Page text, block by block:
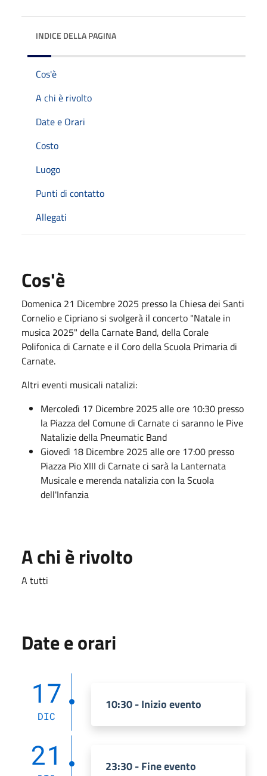
INDICE DELLA PAGINA
Cos'è
A chi è rivolto
Date e Orari
Costo
Luogo
Punti di contatto
Allegati
Cos'è
Domenica 21 Dicembre 2025 presso la Chiesa dei Santi
Cornelio e Cipriano si svolgerà il concerto "Natale in
musica 2025" della Carnate Band, della Corale
Polifonica di Carnate e il Coro della Scuola Primaria di
Carnate.
Altri eventi musicali natalizi:
Mercoledì 17 Dicembre 2025 alle ore 10:30 presso
la Piazza del Comune di Carnate ci saranno le Pive
Natalizie della Pneumatic Band
Giovedì 18 Dicembre 2025 alle ore 17:00 presso
Piazza Pio XIII di Carnate ci sarà la Lanternata
Musicale e merenda natalizia con la Scuola
dell'Infanzia
A chi è rivolto
A tutti
Date e orari
17
DIC
10:30 - Inizio evento
21 23:30 - Fine evento